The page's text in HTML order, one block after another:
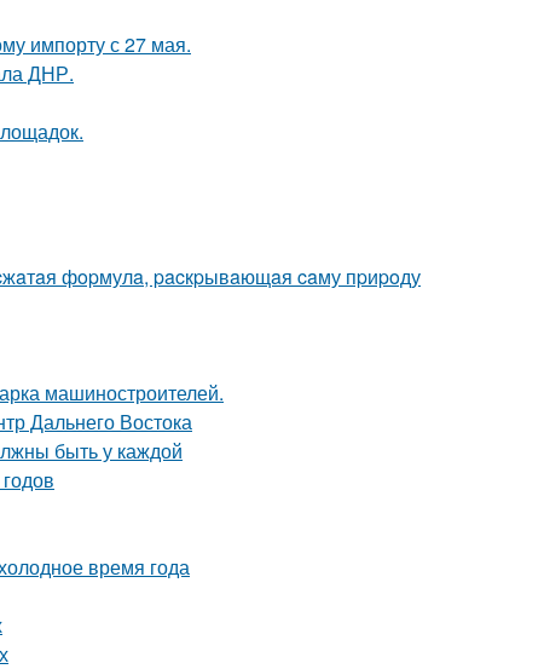
импорту с 27 мая.
ДНР.
фopмулa, pacкpывaющaя caму пpиpoду
машиностроителей.
Дальнего Востока
быть у каждой
время года